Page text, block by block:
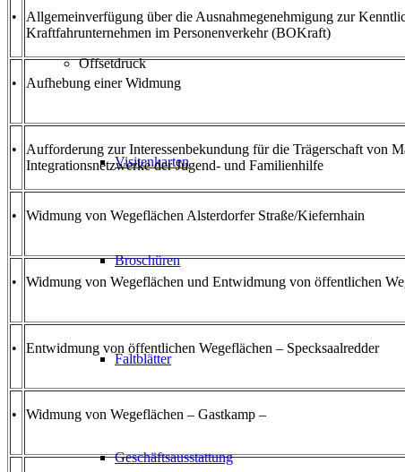
Offsetdruck
Visitenkarten
Broschüren
Faltblätter
Geschäftsausstattung
•
Allgemeinverfügung über die Ausnahmegenehmigung zur
Kraftfahrunternehmen im Personenverkehr (BOKraft)
• Aufhebung einer Widmung
•
Aufforderung zur Interessenbekundung für die Trägerschaft von
Integrationsnetzwerke der Jugend- und Familienhilfe
• Widmung von Wegeflächen Alsterdorfer Straße/Kiefernhain
• Widmung von Wegeflächen und Entwidmung von öffentlichen
• Entwidmung von öffentlichen Wegeflächen – Specksaalredder
• Widmung von Wegeflächen – Gastkamp –